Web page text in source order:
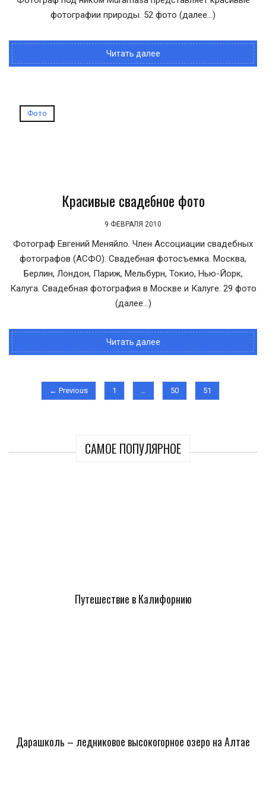
фотографии природы. 52 фото (далее…)
Читать далее
Фото
Красивые свадебное фото
9 ФЕВРАЛЯ 2010
Фотограф Евгений Меняйло. Член Ассоциации свадебных
фотографов (АСФО). Свадебная фотосъемка. Москва,
Берлин, Лондон, Париж, Мельбурн, Токио, Нью-Йорк,
Калуга. Свадебная фотография в Москве и Калуге. 29 фото
(далее…)
Читать далее
← Previous 1 … 50 51
САМОЕ ПОПУЛЯРНОЕ
Путешествие в Калифорнию
Дарашколь – ледниковое высокогорное озеро на Алтае